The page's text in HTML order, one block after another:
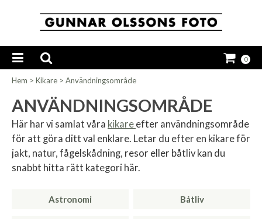
0
Hem > Kikare > Användningsområde
ANVÄNDNINGSOMRÅDE
Här har vi samlat våra kikare efter användningsområde
för att göra ditt val enklare. Letar du efter en kikare för
jakt, natur, fågelskådning, resor eller båtliv kan du
snabbt hitta rätt kategori här.
Astronomi Båtliv